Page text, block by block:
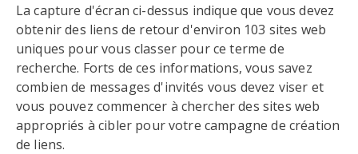
La capture d'écran ci-dessus indique que vous devez
obtenir des liens de retour d'environ 103 sites web
uniques pour vous classer pour ce terme de
recherche. Forts de ces informations, vous savez
combien de messages d'invités vous devez viser et
vous pouvez commencer à chercher des sites web
appropriés à cibler pour votre campagne de création
de liens.